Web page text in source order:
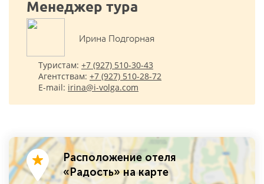
Менеджер тура
Ирина Подгорная
Туристам: +7 (927) 510-30-43
Агентствам: +7 (927) 510-28-72
E-mail: irina@i-volga.com
Расположение отеля
«Радость» на карте